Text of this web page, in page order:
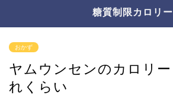
糖質制限カロリー
おかず
ヤムウンセンのカロリ
れくらい